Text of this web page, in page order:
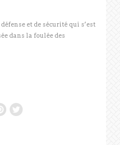
et de sécurité qui s’est
dans la foulée des